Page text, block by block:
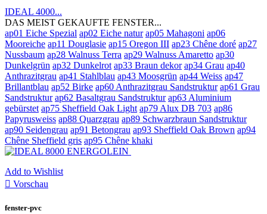
IDEAL 4000...
DAS MEIST GEKAUFTE FENSTER...
ap01 Eiche Spezial ap02 Eiche natur ap05 Mahagoni ap06
Mooreiche ap11 Douglasie ap15 Oregon III ap23 Chêne doré ap27
Nussbaum ap28 Walnuss Terra ap29 Walnuss Amaretto ap30
Dunkelgrün ap32 Dunkelrot ap33 Braun dekor ap34 Grau ap40
Anthrazitgrau ap41 Stahlblau ap43 Moosgrün ap44 Weiss ap47
Brillantblau ap52 Birke ap60 Anthrazitgrau Sandstruktur ap61 Grau
Sandstruktur ap62 Basaltgrau Sandstruktur ap63 Aluminium
gebürstet ap75 Sheffield Oak Light ap79 Alux DB 703 ap86
Papyrusweiss ap88 Quarzgrau ap89 Schwarzbraun Sandstruktur
ap90 Seidengrau ap91 Betongrau ap93 Sheffield Oak Brown ap94
Chêne Sheffield gris ap95 Chêne khaki
Add to Wishlist
 Vorschau
fenster-pvc